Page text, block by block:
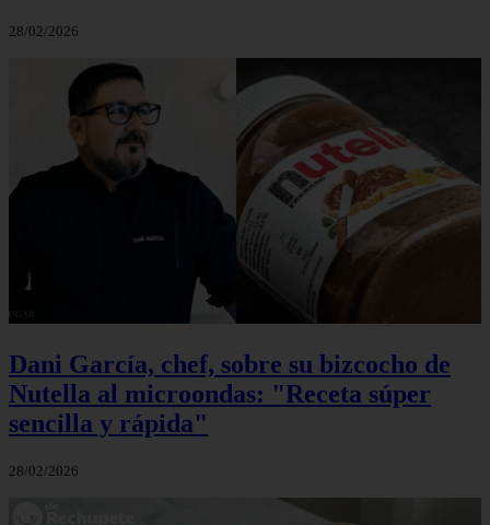
28/02/2026
Dani García, chef, sobre su bizcocho de
Nutella al microondas: "Receta súper
sencilla y rápida"
28/02/2026